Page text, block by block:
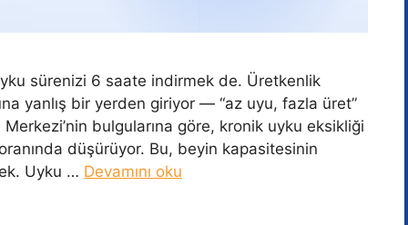
sürenizi 6 saate indirmek de. Üretkenlik
yanlış bir yerden giriyor — “az uyu, fazla üret”
bulgularına göre, kronik uyku eksikliği
düşürüyor. Bu, beyin kapasitesinin
Uyku … Devamını oku